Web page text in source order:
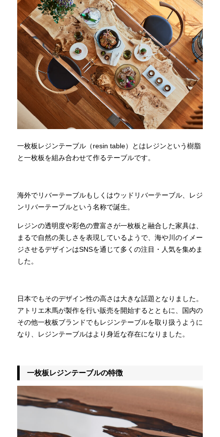
一枚板レジンテーブル（resin table）とはレジンという樹脂
と一枚板を組み合わせて作るテーブルです。
海外でリバーテーブルもしくはウッドリバーテーブル、レジ
ンリバーテーブルという名称で誕生。
レジンの透明度や彩色の豊富さが一枚板と融合した家具は、
まるで自然の美しさを表現しているようで、海や川のイメー
ジさせるデザインはSNSを通じて多くの注目・人気を集めま
した。
日本でもそのデザイン性の高さは大きな話題となりました。
アトリエ木馬が製作を行い販売を開始するとともに、国内の
その他一枚板ブランドでもレジンテーブルを取り扱うように
なり、レジンテーブルはより身近な存在になりました。
一枚板レジンテーブルの特徴